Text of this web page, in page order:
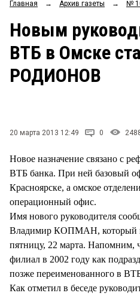
ОБЩЕСТВО
ЗАКОН
НОВОСТИ КОМПАНИЙ
Главная → Архив газеты → №
Новым
ВТБ в Омске
РОДИОНОВ
20 марта 2013 12:49 0
Новое назначение связано с
ВТБ банка. При ней базовый
Красноярске, а омское
операционный офис.
Имя нового руководителя
Владимир КОПМАН, который
пятницу, 22 марта. Напомним,
филиал в 2002 году как
позже переименованного в
Как отметил в беседе